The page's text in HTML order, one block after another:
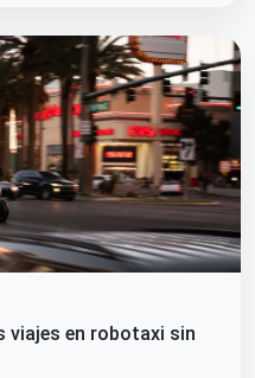
viajes en robotaxi sin